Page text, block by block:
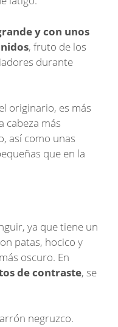
y con unos
, fruto de los
durante
originario, es más
cabeza más
así como unas
que en la
ya que tiene un
patas, hocico y
oscuro. En
de contraste, se
negruzco.